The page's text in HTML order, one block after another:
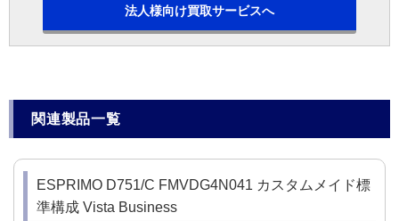
法人様向け買取サービスへ
関連製品一覧
ESPRIMO D751/C FMVDG4N041 カスタムメイド標
準構成 Vista Business